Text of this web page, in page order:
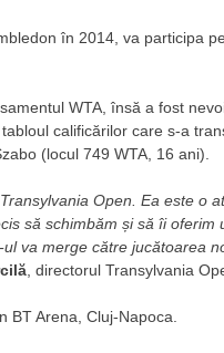
în 2014, va participa
WTA, însă a fost
calificărilor care s-a
(locul 749 WTA, 16 ani).
Open. Ea este o
să schimbăm și să îi
va merge către jucătoarea
, directorul Transylvania
BT Arena, Cluj-Napoca.